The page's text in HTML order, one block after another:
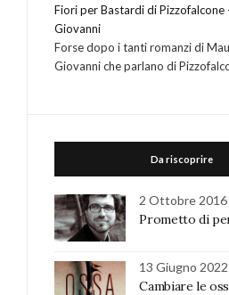
Fiori per Bastardi di Pizzofalcone
Giovanni
Forse dopo i tanti romanzi di
Giovanni che parlano di
Da riscoprire
2 Ottobre 2016
Prometto di
13 Giugno 2022
Cambiare le